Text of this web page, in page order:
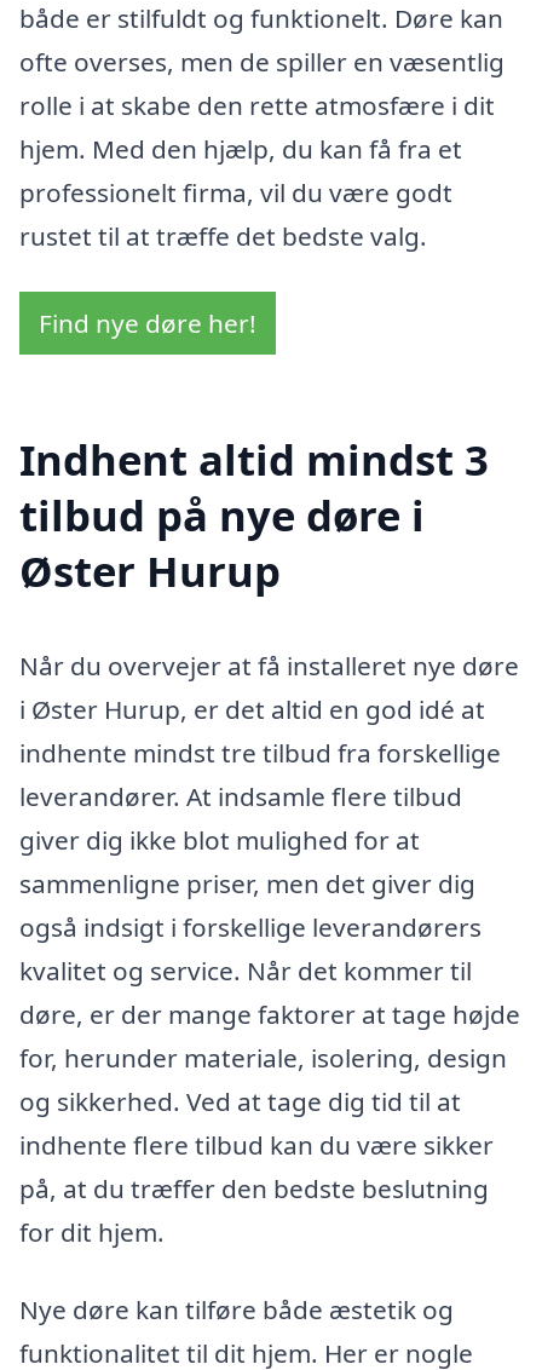
både er stilfuldt og funktionelt. Døre kan
ofte overses, men de spiller en væsentlig
rolle i at skabe den rette atmosfære i dit
hjem. Med den hjælp, du kan få fra et
professionelt firma, vil du være godt
rustet til at træffe det bedste valg.
Find nye døre her!
Indhent altid mindst 3
tilbud på nye døre i
Øster Hurup
Når du overvejer at få installeret nye døre
i Øster Hurup, er det altid en god idé at
indhente mindst tre tilbud fra forskellige
leverandører. At indsamle flere tilbud
giver dig ikke blot mulighed for at
sammenligne priser, men det giver dig
også indsigt i forskellige leverandørers
kvalitet og service. Når det kommer til
døre, er der mange faktorer at tage højde
for, herunder materiale, isolering, design
og sikkerhed. Ved at tage dig tid til at
indhente flere tilbud kan du være sikker
på, at du træffer den bedste beslutning
for dit hjem.
Nye døre kan tilføre både æstetik og
funktionalitet til dit hjem. Her er nogle